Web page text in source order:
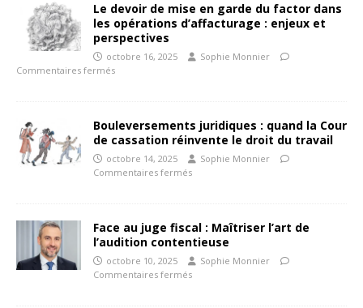
Le devoir de mise en garde du factor dans
les opérations d’affacturage : enjeux et
perspectives
octobre 16, 2025
Sophie Monnier
Commentaires fermés
Bouleversements juridiques : quand la Cour
de cassation réinvente le droit du travail
octobre 14, 2025
Sophie Monnier
Commentaires fermés
Face au juge fiscal : Maîtriser l’art de
l’audition contentieuse
octobre 10, 2025
Sophie Monnier
Commentaires fermés